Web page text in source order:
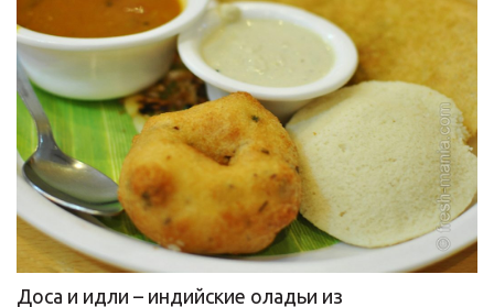
Доса и идли – индийские оладьи из